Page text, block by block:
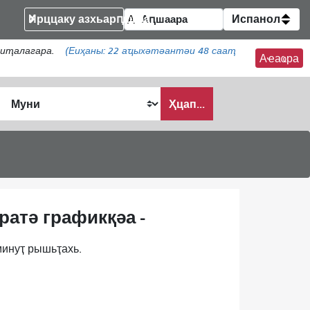
Ирццаку азхьарԥшқәа Испанол
(Еиҳаны: 22 аҵыхәтәантәи 48 сааҭ
Аҽаҩра
Ҳцап...
графикқәа -
рышьҭахь.